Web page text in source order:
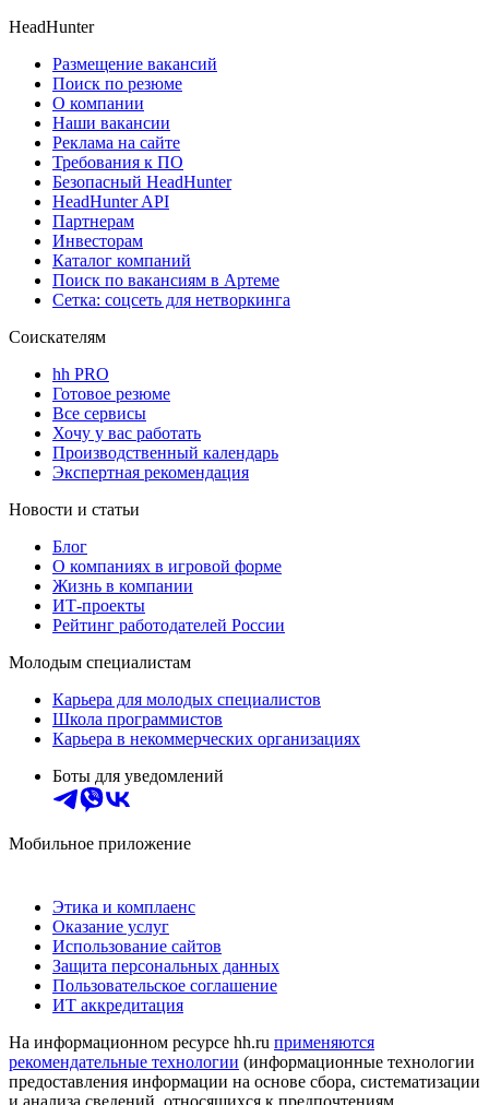
HeadHunter
Размещение вакансий
Поиск по резюме
О компании
Наши вакансии
Реклама на сайте
Требования к ПО
Безопасный HeadHunter
HeadHunter API
Партнерам
Инвесторам
Каталог компаний
Поиск по вакансиям в Артеме
Сетка: соцсеть для нетворкинга
Соискателям
hh PRO
Готовое резюме
Все сервисы
Хочу у вас работать
Производственный календарь
Экспертная рекомендация
Новости и статьи
Блог
О компаниях в игровой форме
Жизнь в компании
ИТ-проекты
Рейтинг работодателей России
Молодым специалистам
Карьера для молодых специалистов
Школа программистов
Карьера в некоммерческих организациях
Боты для уведомлений
Мобильное приложение
Этика и комплаенс
Оказание услуг
Использование сайтов
Защита персональных данных
Пользовательское соглашение
ИТ аккредитация
На информационном ресурсе hh.ru применяются
рекомендательные технологии (информационные технологии
предоставления информации на основе сбора, систематизации
и анализа сведений, относящихся к предпочтениям